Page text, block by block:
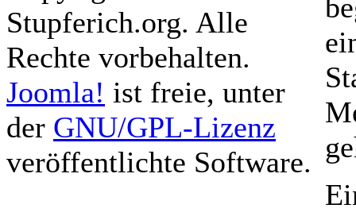
Stupferich.org. Alle
Rechte vorbehalten.
Joomla! ist freie, unter
der GNU/GPL-Lizenz
veröffentlichte Software.